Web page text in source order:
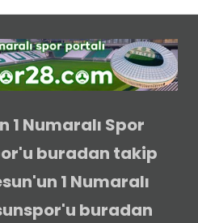
1 Numaralı Spor
buradan takip
1 Numaralı
buradan